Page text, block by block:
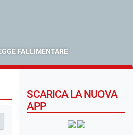
FALLIMENTARE
SCARICA LA NUOVA
APP